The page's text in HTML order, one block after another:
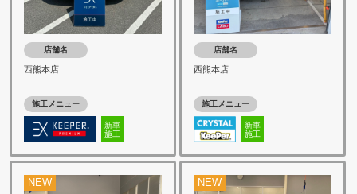
店舗名
西熊本店
施工メニュー
新車
施工
店舗名
西熊本店
施工メニュー
新車
施工
NEW NEW